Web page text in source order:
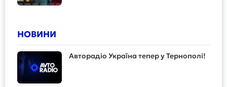
НОВИНИ
Авторадіо Україна тепер у Тернополі!